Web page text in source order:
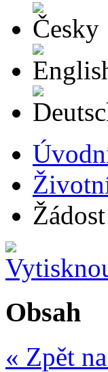
Obsah
« Zpět